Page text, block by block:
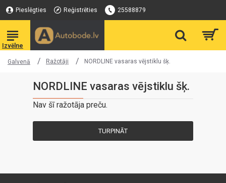
Pieslēgties Reģistrēties 25588879
Galvenā Ražotāji NORDLINE vasaras vējstiklu šķ.
NORDLINE vasaras vējstiklu šķ.
Nav šī ražotāja preču.
TURPINĀT